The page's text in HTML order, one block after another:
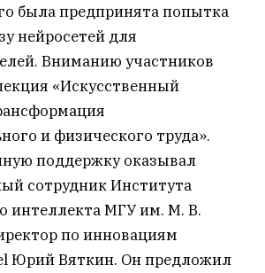
была предпринята попытка
нейросетей для
Вниманию участников
«Искусственный
и физического труда».
поддержку оказывал
сотрудник Института
интеллекта МГУ им. М. В.
по инновациям
Юрий Вяткин. Он предложил